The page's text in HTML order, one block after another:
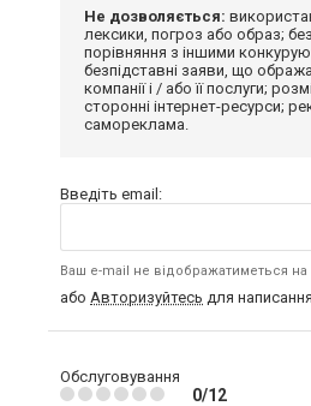
Не дозволяється:
лексики, погроз або образ;
порівняння з іншими
безпідставні заяви, що
компанії і / або її послуги;
сторонні інтернет-ресурси;
самореклама.
Введіть email:
Ваш e-mail не відображатиметься на
або Авторизуйтесь для
Обслуговування
0/12